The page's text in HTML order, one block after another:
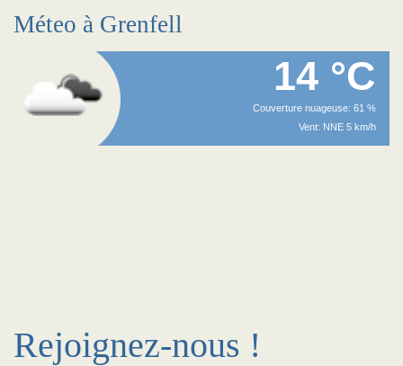
Méteo à Grenfell
14 °C
Couverture nuageuse: 61 %
Vent: NNE 5 km/h
Rejoignez-nous !